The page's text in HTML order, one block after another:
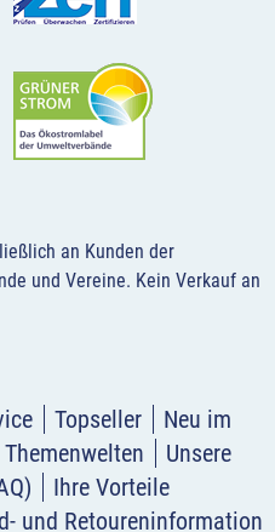
an Kunden der
und Vereine. Kein Verkauf an
Topseller
Neu im
Unsere
Ihre Vorteile
und Retoureninformation